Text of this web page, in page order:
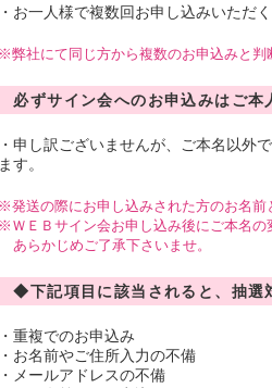
・お一人様で複数回お申し込みいただ
弊社にて同じ方から複数のお申込みと判
必ずサイン会へのお申込みはご本
・申し訳ございませんが、ご本名以外
ます。
発送の際にお申し込みされた方のお名
ＷＥＢサイン会お申し込み後にご本名
あらかじめご了承下さいませ。
◆下記項目に該当されると、抽選
・重複でのお申込み
・お名前やご住所入力の不備
・メールアドレスの不備